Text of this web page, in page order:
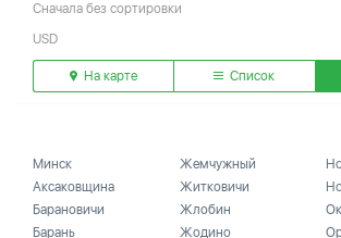
Сначала без сортировки
USD
На карте Список
Минск
Аксаковщина
Барановичи
Барань
Жемчужный
Житковичи
Жлобин
Жодино